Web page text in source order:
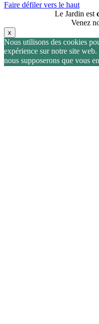
Faire défiler vers le haut
Le Jardin est
Venez
x
Nous utilisons des cookies
expérience sur notre site
nous supposerons que vous